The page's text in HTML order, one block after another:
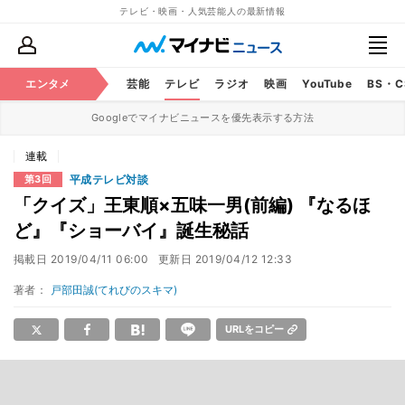
テレビ・映画・人気芸能人の最新情報
エンタメ 芸能 テレビ ラジオ 映画 YouTube BS・
Googleでマイナビニュースを優先表示する方法
連載
第3回 平成テレビ対談
「クイズ」王東順×五味一男(前編) 『なるほ
ど』『ショーバイ』誕生秘話
掲載日 2019/04/11 06:00 更新日 2019/04/12 12:33
著者： 戸部田誠(てれびのスキマ)
URLをコピー